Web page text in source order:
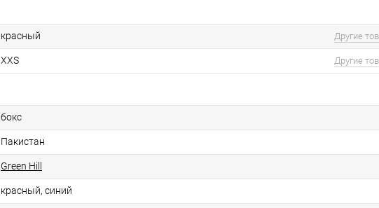
красный Другие
XXS Другие
бокс
Пакистан
Green Hill
красный, синий